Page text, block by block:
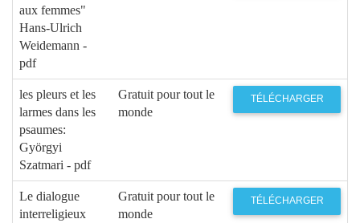
aux femmes"
Hans-Ulrich
Weidemann -
pdf
les pleurs et les
larmes dans les
psaumes:
Györgyi
Szatmari - pdf
Gratuit pour tout le
monde
TÉLÉCHARGER
Le dialogue
interreligieux
Gratuit pour tout le
monde
TÉLÉCHARGER